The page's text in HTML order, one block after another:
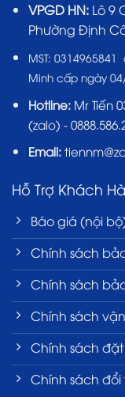
VPGD HN:Lô 9
Phường Định
MST: 0314965841
Minh cấp ngày
Hotline: Mr Tiến
(zalo) -
Email:
Hỗ Trợ Khách
Báo giá (nội
Chính sách
Chính sách
Chính sách
Chính sách
Chính sách đổi